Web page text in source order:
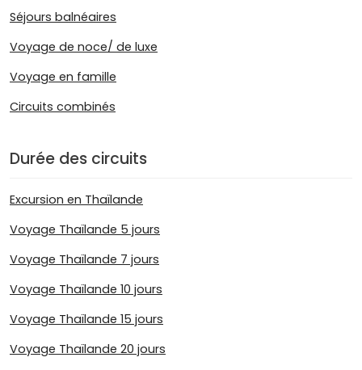
Séjours balnéaires
Voyage de noce/ de luxe
Voyage en famille
Circuits combinés
Durée des circuits
Excursion en Thaïlande
Voyage Thaïlande 5 jours
Voyage Thaïlande 7 jours
Voyage Thaïlande 10 jours
Voyage Thaïlande 15 jours
Voyage Thaïlande 20 jours